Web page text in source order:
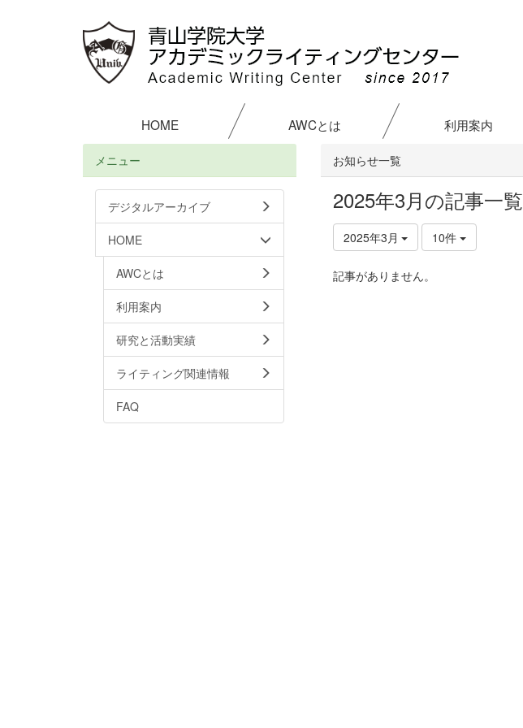
HOME AWCとは 利用案内
お知らせ一覧
2025年3月の記事一覧
2025年3月 10件
記事がありません。
メニュー
デジタルアーカイブ
HOME
AWCとは
利用案内
研究と活動実績
ライティング関連情報
FAQ